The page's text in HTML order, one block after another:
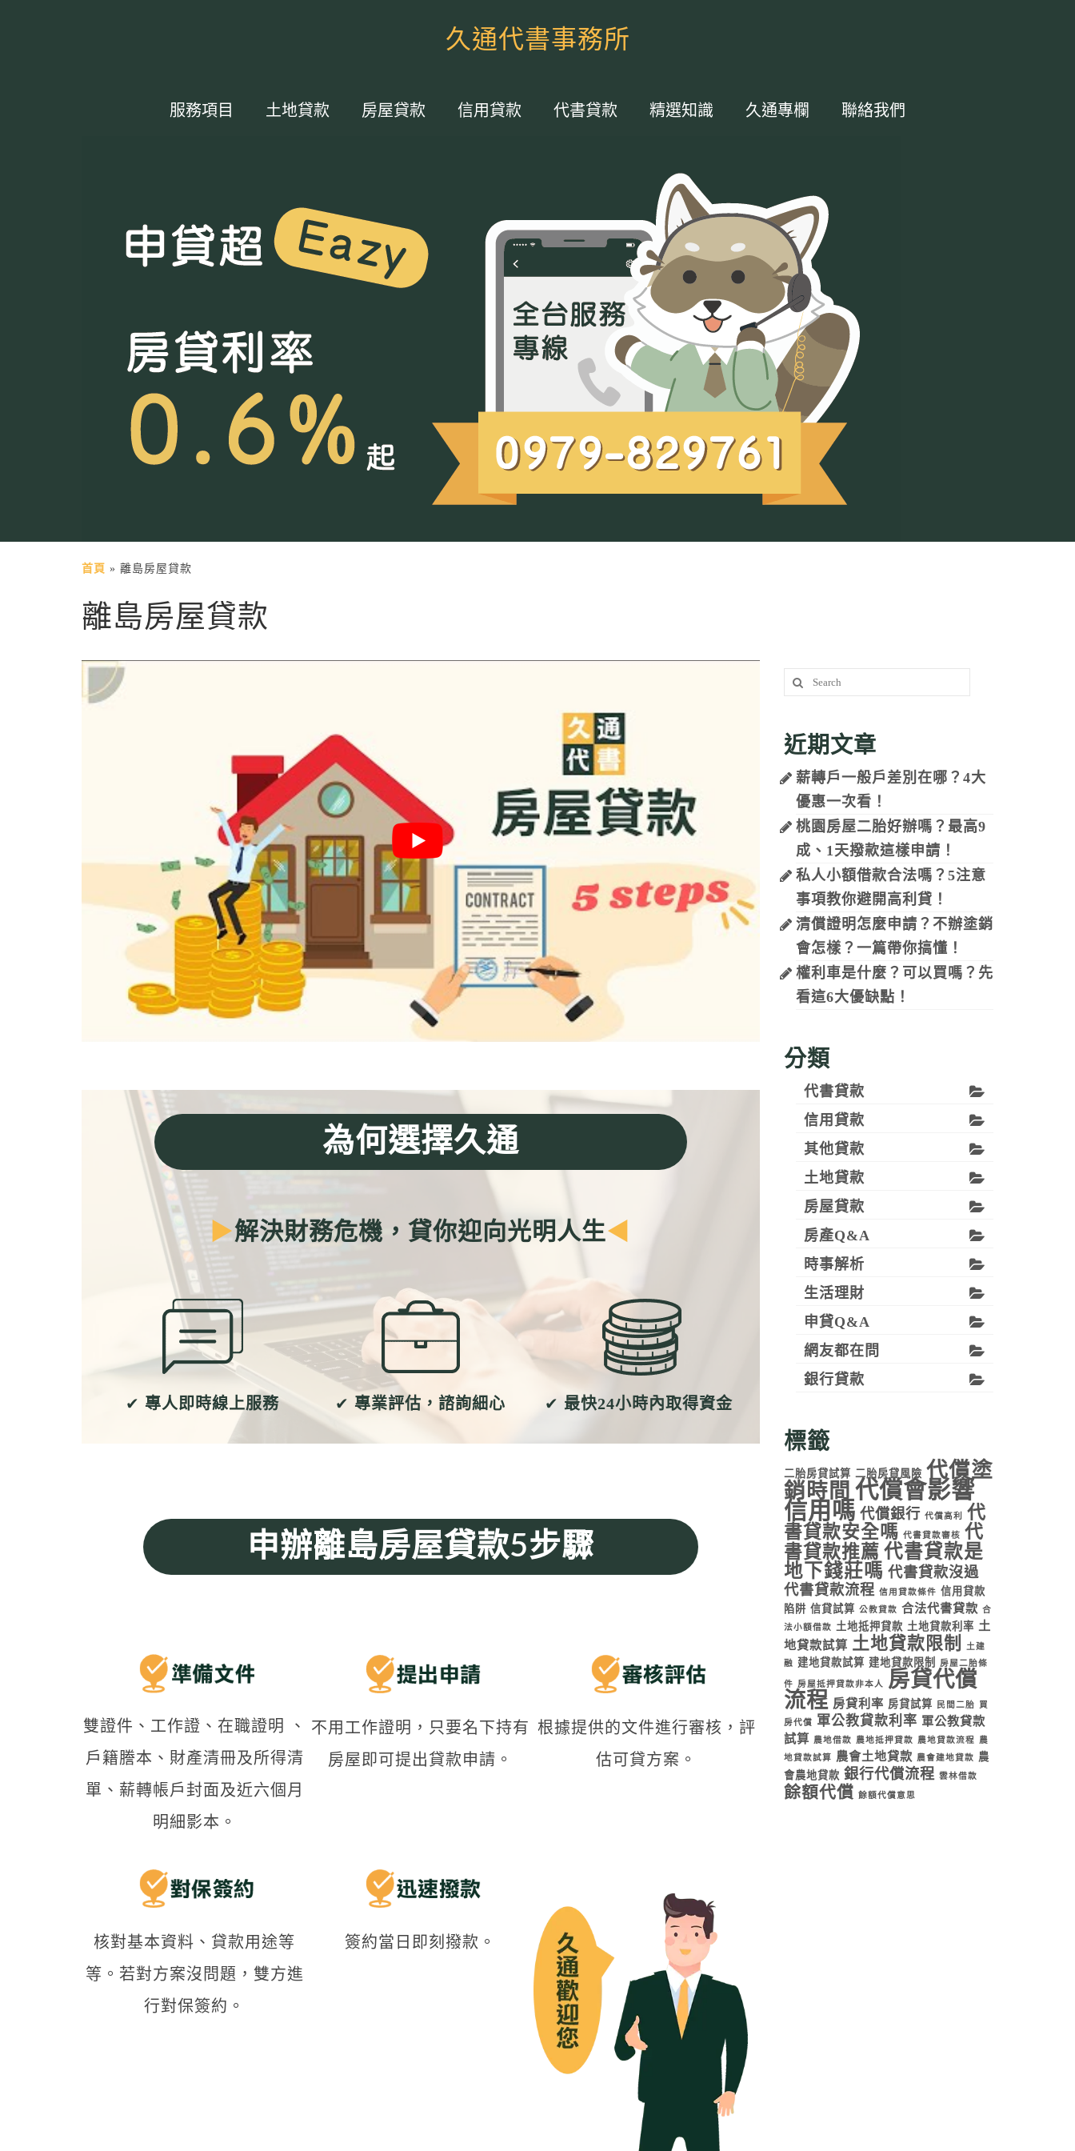
久通代書事務所
服務項目 土地貸款 房屋貸款 信用貸款 代書貸款 精選知識 久通專欄 聯絡我們
首頁 » 離島房屋貸款
離島房屋貸款
為何選擇久通
▶解決財務危機，貸你迎向光明人生◀
✔ 專人即時線上服務 ✔ 專業評估，諮詢細心 ✔最快24小時內取得資金
申辦離島房屋貸款5步驟
雙證件、工作證、在職證明 、
戶籍謄本、財產清冊及所得清
單、薪轉帳戶封面及近六個月
明細影本。
不用工作證明，只要名下持有
房屋即可提出貸款申請。
根據提供的文件進行審核，評
估可貸方案。
核對基本資料、貸款用途等
等。若對方案沒問題，雙方進
行對保簽約。
簽約當日即刻撥款。
Search
for:
近期文章
薪轉戶一般戶差別在哪？4大
優惠一次看！
桃園房屋二胎好辦嗎？最高9
成、1天撥款這樣申請！
私人小額借款合法嗎？5注意
事項教你避開高利貸！
清償證明怎麼申請？不辦塗銷
會怎樣？一篇帶你搞懂！
權利車是什麼？可以買嗎？先
看這6大優缺點！
分類
代書貸款
信用貸款
其他貸款
土地貸款
房屋貸款
房產Q&A
時事解析
生活理財
申貸Q&A
網友都在問
銀行貸款
標籤
二胎房貸試算 二胎房貸風險 代償塗
銷時間 代償會影響
信用嗎 代償銀行 代償高利
代
書貸款安全嗎 代書貸款審核 代
書貸款推薦 代書貸款是
地下錢莊嗎 代書貸款沒過
代書貸款流程 信用貸款條件 信用貸款
陷阱 信貸試算 公教貸款 合法代書貸款 合
法小額借款 土地抵押貸款 土地貸款利率 土
地貸款試算 土地貸款限制
土建
融
建地貸款試算 建地貸款限制 房屋二胎條
件 房屋抵押貸款非本人
房貸代償
流程 房貸利率 房貸試算 民間二胎
買
房代償
軍公教貸款利率 軍公教貸款
試算
農地借款 農地抵押貸款 農地貸款流程
農
地貸款試算
農會土地貸款 農會建地貸款
農
會農地貸款 銀行代償流程 雲林借款
餘額代償 餘額代償意思